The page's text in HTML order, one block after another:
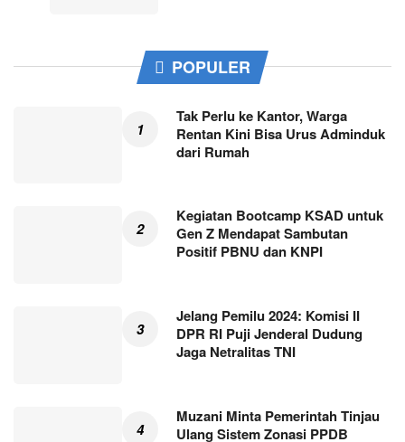
POPULER
Tak Perlu ke Kantor, Warga
Rentan Kini Bisa Urus Adminduk
dari Rumah
Kegiatan Bootcamp KSAD untuk
Gen Z Mendapat Sambutan
Positif PBNU dan KNPI
Jelang Pemilu 2024: Komisi II
DPR RI Puji Jenderal Dudung
Jaga Netralitas TNI
Muzani Minta Pemerintah Tinjau
Ulang Sistem Zonasi PPDB